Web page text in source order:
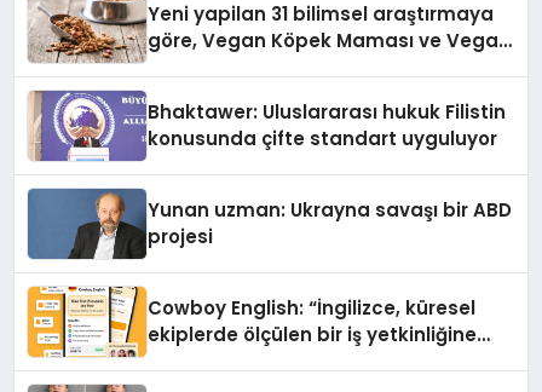
Yeni yapilan 31 bilimsel araştırmaya
göre, Vegan Köpek Maması ve Vegan
Bhaktawer: Uluslararası hukuk Filistin
konusunda çifte standart uyguluyor
Yunan uzman: Ukrayna savaşı bir ABD
projesi
Cowboy English: “İngilizce, küresel
ekiplerde ölçülen bir iş yetkinliğine